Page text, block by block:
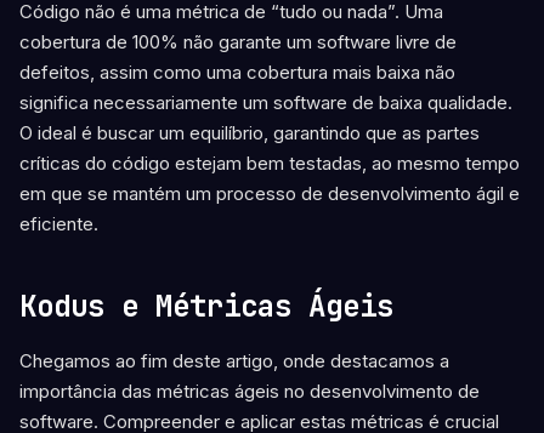
Código não é uma métrica de “tudo ou nada”. Uma
cobertura de 100% não garante um software livre de
defeitos, assim como uma cobertura mais baixa não
significa necessariamente um software de baixa qualidade.
O ideal é buscar um equilíbrio, garantindo que as partes
críticas do código estejam bem testadas, ao mesmo tempo
em que se mantém um processo de desenvolvimento ágil e
eficiente.
Kodus e Métricas Ágeis
Chegamos ao fim deste artigo, onde destacamos a
importância das métricas ágeis no desenvolvimento de
software. Compreender e aplicar estas métricas é crucial